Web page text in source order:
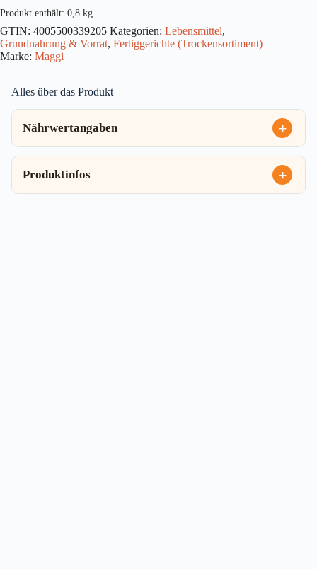
Sauce
800g
Menge
Produkt enthält: 0,8 kg
GTIN: 4005500339205 Kategorien: Lebensmittel,
Grundnahrung & Vorrat, Fertiggerichte (Trockensortiment)
Marke: Maggi
Alles über das Produkt
Nährwertangaben
Produktinfos